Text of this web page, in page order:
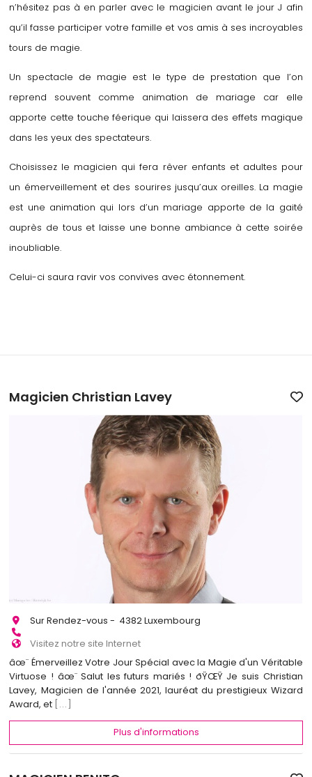
n’hésitez pas à en parler avec le magicien avant le jour J afin
qu’il fasse participer votre famille et vos amis à ses incroyables
tours de magie.
Un spectacle de magie est le type de prestation que l’on
reprend souvent comme animation de mariage car elle
apporte cette touche féerique qui laissera des effets magique
dans les yeux des spectateurs.
Choisissez le magicien qui fera rêver enfants et adultes pour
un émerveillement et des sourires jusqu’aux oreilles. La magie
est une animation qui lors d’un mariage apporte de la gaité
auprès de tous et laisse une bonne ambiance à cette soirée
inoubliable.
Celui-ci saura ravir vos convives avec étonnement.
Magicien Christian Lavey
Sur Rendez-vous - 4382 Luxembourg
Visitez notre site Internet
âœ¨ Émerveillez Votre Jour Spécial avec la Magie d'un Véritable
Virtuose ! âœ¨ Salut les futurs mariés ! ðŸŒŸ Je suis Christian
Lavey, Magicien de l'année 2021, lauréat du prestigieux Wizard
Award, et [...]
Plus d'informations